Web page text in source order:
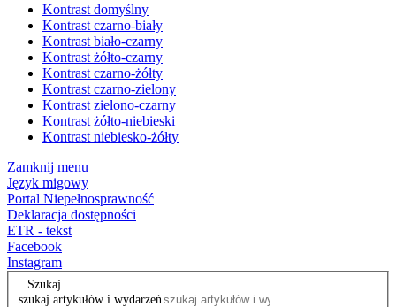
Kontrast domyślny
Kontrast czarno-biały
Kontrast biało-czarny
Kontrast żółto-czarny
Kontrast czarno-żółty
Kontrast czarno-zielony
Kontrast zielono-czarny
Kontrast żółto-niebieski
Kontrast niebiesko-żółty
Zamknij menu
Język migowy
Portal Niepełnosprawność
Deklaracja dostępności
ETR - tekst
Facebook
Instagram
Szukaj
szukaj artykułów i wydarzeń